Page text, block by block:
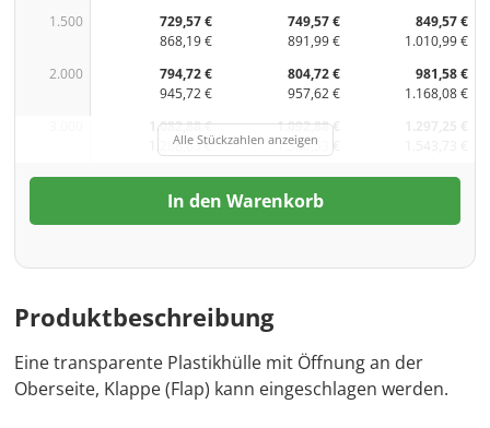
1.500
729,57 €
868,19 €
749,57 €
891,99 €
849,57 €
1.010,99 €
2.000
794,72 €
945,72 €
804,72 €
957,62 €
981,58 €
1.168,08 €
1.082,88 €
1.288,63 €
1.092,88 €
1.300,53 €
Alle Stückzahlen anzeigen
In den Warenkorb
Produktbeschreibung
Eine transparente Plastikhülle mit Öffnung an der
Oberseite, Klappe (Flap) kann eingeschlagen werden.